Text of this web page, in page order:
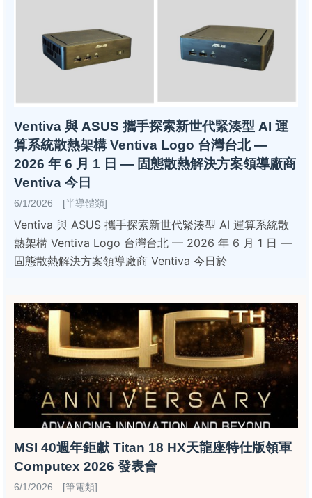
Ventiva 與 ASUS 攜手探索新世代緊湊型 AI 運
算系統散熱架構 Ventiva Logo 台灣台北 —
2026 年 6 月 1 日 — 固態散熱解決方案領導廠商
Ventiva 今日
6/1/2026 [半導體類]
Ventiva 與 ASUS 攜手探索新世代緊湊型 AI 運算系統散
熱架構 Ventiva Logo 台灣台北 — 2026 年 6 月 1 日 —
固態散熱解決方案領導廠商 Ventiva 今日於
MSI 40週年鉅獻 Titan 18 HX天龍座特仕版領軍
Computex 2026 發表會
6/1/2026 [筆電類]